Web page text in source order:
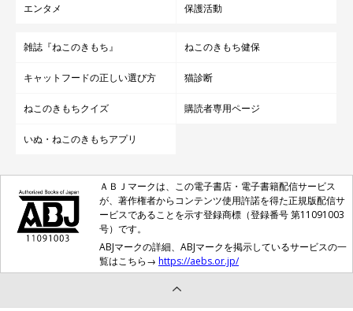
エンタメ 保護活動
雑誌『ねこのきもち』 ねこのきもち健保
キャットフードの正しい選び方 猫診断
ねこのきもちクイズ 購読者専用ページ
いぬ・ねこのきもちアプリ
ＡＢＪマークは、この電子書店・電子書籍配信サービス
が、著作権者からコンテンツ使用許諾を得た正規版配信サ
ービスであることを示す登録商標（登録番号 第11091003
号）です。
ABJマークの詳細、ABJマークを掲示しているサービスの一
覧はこちら→ https://aebs.or.jp/